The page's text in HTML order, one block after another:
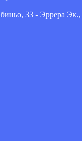
33 - Эррера